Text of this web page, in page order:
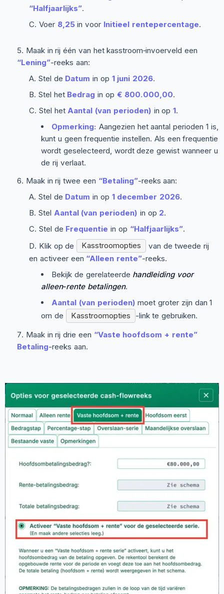
“Halfjaarlijks”.
Voer 8,25in voor Initieel rentepercentage.
Maak in rij één van het kasstroom‑invoerveld een
“Lening”-reeks aan:
Stel de Datum in op 1 juni 2026.
Stel het Bedrag in op € 800.000,00.
Stel het Aantal (van perioden) in op1.
Opmerking: Aangezien het aantal perioden 1 is,
kunt u geen frequentie instellen. Als een frequentie
wordt geselecteerd, wordt deze gewist wanneer u
de rij verlaat.
Maak in rij twee een “Betaling”-reeks aan:
Stel de Datum in op 1 december 2026.
Stel Aantal (van perioden) in op 2.
Stel de Frequentie in op “Halfjaarlijks”.
Klik op de
Kasstroomopties
van de tweede rij
en activeer een “Alleen rente”-reeks.
Bekijk de gerelateerde handleiding voor
alleen‑rente betalingen.
Aantal (van perioden) moet groter zijn dan 1
om de
Kasstroomopties
-link te gebruiken.
Maak in rij drie een “Vaste hoofdsom + rente”
Betaling-reeks aan.